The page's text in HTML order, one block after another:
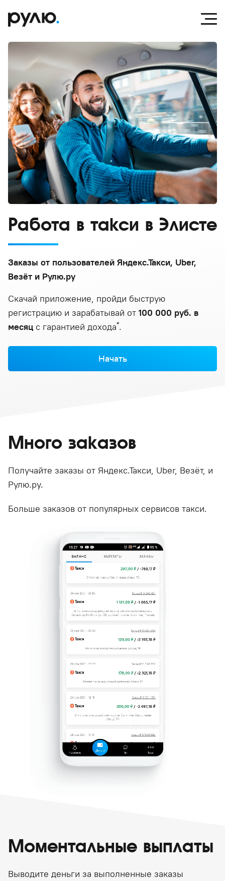
Работа в такси в Элисте
Заказы от пользователей Яндекс.Такси, Uber,
Везёт и Рулю.ру
Скачай приложение, пройди быструю
регистрацию и зарабатывай от 100 000 руб. в
месяц с гарантией дохода*.
Начать
Много заказов
Получайте заказы от Яндекс.Такси, Uber, Везёт, и
Рулю.ру.
Больше заказов от популярных сервисов такси.
Моментальные выплаты
Выводите деньги за выполненные заказы